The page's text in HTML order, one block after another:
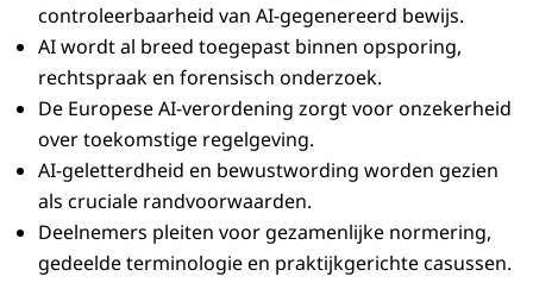
controleerbaarheid van AI-gegenereerd bewijs.
AI wordt al breed toegepast binnen opsporing,
rechtspraak en forensisch onderzoek.
De Europese AI-verordening zorgt voor onzekerheid
over toekomstige regelgeving.
AI-geletterdheid en bewustwording worden gezien
als cruciale randvoorwaarden.
Deelnemers pleiten voor gezamenlijke normering,
gedeelde terminologie en praktijkgerichte casussen.